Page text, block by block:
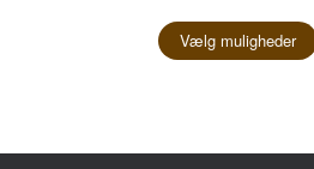
til
Vælg muligheder